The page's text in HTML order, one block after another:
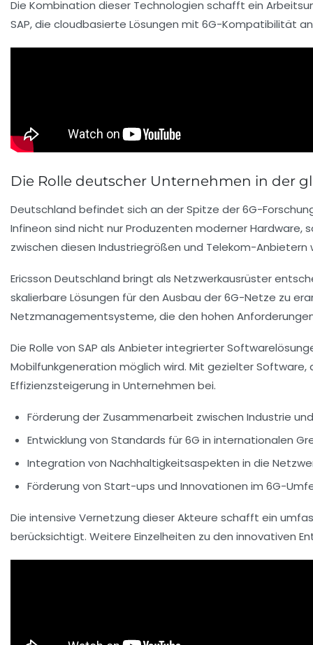
Die Kombination dieser Technologien schafft ein
SAP, die cloudbasierte Lösungen mit 6G-Kompatibilität
Die Rolle deutscher Unternehmen in der
Deutschland befindet sich an der Spitze der 6G-
Infineon sind nicht nur Produzenten moderner
zwischen diesen Industriegrößen und Telekom-
Ericsson Deutschland bringt als Netzwerkausrüster
skalierbare Lösungen für den Ausbau der 6G-Netze zu
Netzmanagementsysteme, die den hohen
Die Rolle von SAP als Anbieter integrierter
Mobilfunkgeneration möglich wird. Mit gezielter
Effizienzsteigerung in Unternehmen bei.
Förderung der Zusammenarbeit zwischen Industrie
Entwicklung von Standards für 6G in internationalen
Integration von Nachhaltigkeitsaspekten in die
Förderung von Start-ups und Innovationen im 6G-
Die intensive Vernetzung dieser Akteure schafft ein
berücksichtigt. Weitere Einzelheiten zu den innovativen